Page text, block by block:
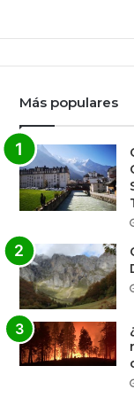
Más populares